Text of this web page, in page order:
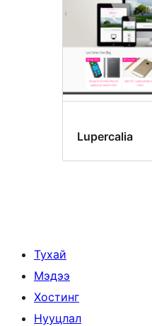
Lupercalia
Тухай
Мэдээ
Хостинг
Нууцлал